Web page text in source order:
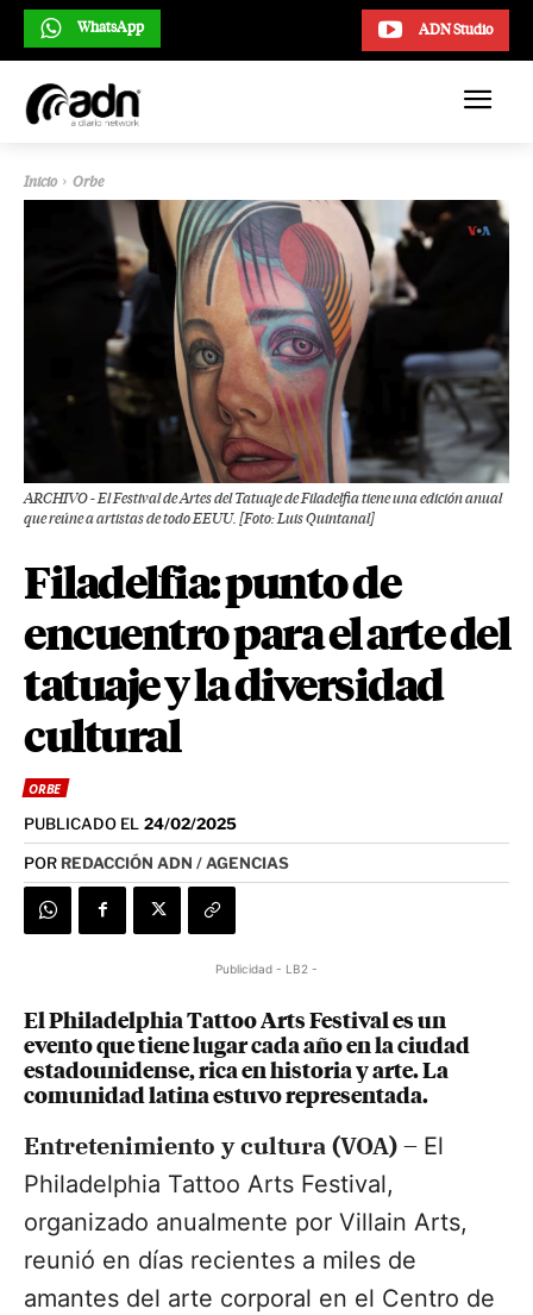
ADN Studio
WhatsApp
Inicio Orbe
ARCHIVO - El Festival de Artes del Tatuaje de Filadelfia tiene una edición anual
que reúne a artistas de todo EEUU. [Foto: Luis Quintanal]
Filadelfia: punto de
encuentro para el arte del
tatuaje y la diversidad
cultural
ORBE
PUBLICADO EL 24/02/2025
POR REDACCIÓN ADN / AGENCIAS
Publicidad - LB2 -
El Philadelphia Tattoo Arts Festival es un
evento que tiene lugar cada año en la ciudad
estadounidense, rica en historia y arte. La
comunidad latina estuvo representada.
Entretenimiento y cultura (VOA) – El
Philadelphia Tattoo Arts Festival,
organizado anualmente por Villain Arts,
reunió en días recientes a miles de
amantes del arte corporal en el Centro de